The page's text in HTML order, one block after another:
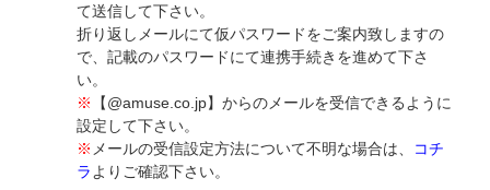
て送信して下さい。
折り返しメールにて仮パスワードをご案内致しますの
で、記載のパスワードにて連携手続きを進めて下さ
い。
※
【@amuse.co.jp】からのメールを受信できるように
設定して下さい。
※ メールの受信設定方法について不明な場合は、
コチ
ラ よりご確認下さい。